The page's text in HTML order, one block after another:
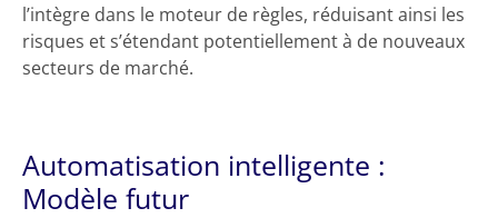
l’intègre dans le moteur de règles, réduisant ainsi les
risques et s’étendant potentiellement à de nouveaux
secteurs de marché.
Automatisation intelligente :
Modèle futur